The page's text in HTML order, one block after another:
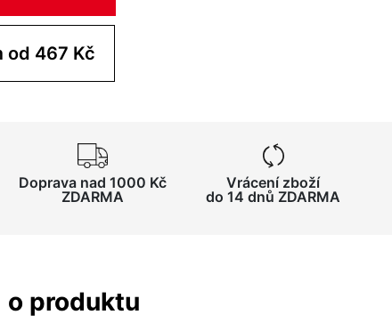
Koupit pro tým od 467 Kč
Doprava nad 1000 Kč
ZDARMA
Vrácení zboží
do 14 dnů ZDARMA
o produktu